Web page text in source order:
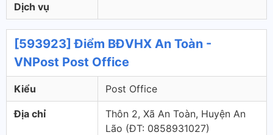
Dịch vụ
[593923] Điểm BĐVHX An Toàn -
VNPost Post Office
Kiểu Post Office
Địa chỉ
Thôn 2, Xã An Toàn, Huyện An
Lão (ÐT: 0858931027)